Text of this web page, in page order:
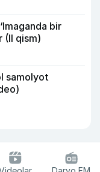
bir
(II qism)
samolyot